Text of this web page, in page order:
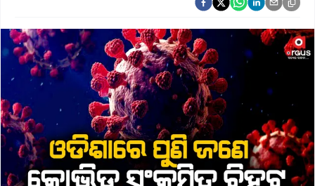
Argus Chalo Dekhein Apna Desh